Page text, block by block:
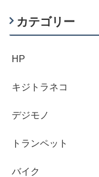
カテゴリー
HP
キジトラネコ
デジモノ
トランペット
バイク